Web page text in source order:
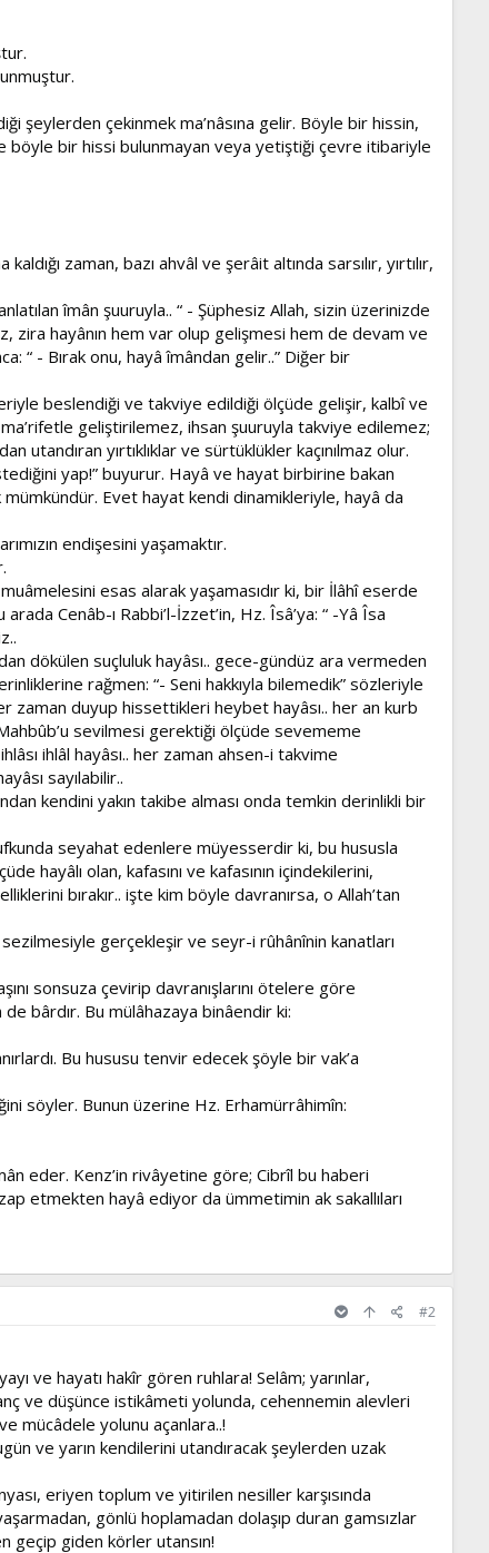
şeylerden çekinmek ma’nâsına gelir. Böyle bir hissin,
böyle bir hissi bulunmayan veya yetiştiği çevre itibariyle
zaman, bazı ahvâl ve şerâit altında sarsılır, yırtılır,
îmân şuuruyla.. “ - Şüphesiz Allah, sizin üzerinizde
zira hayânın hem var olup gelişmesi hem de devam ve
“ - Bırak onu, hayâ îmândan gelir..” Diğer bir
beslendiği ve takviye edildiği ölçüde gelişir, kalbî ve
geliştirilemez, ihsan şuuruyla takviye edilemez;
utandıran yırtıklıklar ve sürtüklükler kaçınılmaz olur.
yap!” buyurur. Hayâ ve hayat birbirine bakan
Evet hayat kendi dinamikleriyle, hayâ da
endişesini yaşamaktır.
esas alarak yaşamasıdır ki, bir İlâhî eserde
Cenâb-ı Rabbi’l-İzzet’in, Hz. Îsâ’ya: “ -Yâ Îsa
dökülen suçluluk hayâsı.. gece-gündüz ara vermeden
rağmen: “- Seni hakkıyla bilemedik” sözleriyle
zaman duyup hissettikleri heybet hayâsı.. her an kurb
Mahbûb’u sevilmesi gerektiği ölçüde sevememe
ihlâl hayâsı.. her zaman ahsen-i takvime
sayılabilir..
kendini yakın takibe alması onda temkin derinlikli bir
seyahat edenlere müyesserdir ki, bu hususla
hayâlı olan, kafasını ve kafasının içindekilerini,
bırakır.. işte kim böyle davranırsa, o Allah’tan
gerçekleşir ve seyr-i rûhânînin kanatları
sonsuza çevirip davranışlarını ötelere göre
bârdır. Bu mülâhazaya binâendir ki:
Bu hususu tenvir edecek şöyle bir vak’a
söyler. Bunun üzerine Hz. Erhamürrâhimîn:
eder. Kenz’in rivâyetine göre; Cibrîl bu haberi
etmekten hayâ ediyor da ümmetimin ak sakallıları
#2
ve hayatı hakîr gören ruhlara! Selâm; yarınlar,
ve düşünce istikâmeti yolunda, cehennemin alevleri
mücâdele yolunu açanlara..!
ve yarın kendilerini utandıracak şeylerden uzak
eriyen toplum ve yitirilen nesiller karşısında
gönlü hoplamadan dolaşıp duran gamsızlar
geçip giden körler utansın!